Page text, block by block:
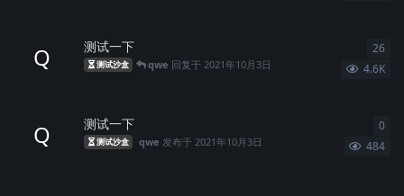
Q 测试一下
测试沙盒 qwe 回复于 2021年10月3日 4.6K
26
Q 测试一下
测试沙盒 qwe 发布于 2021年10月3日 484
0